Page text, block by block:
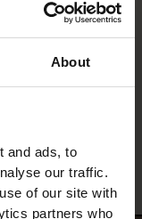
About
and ads, to
our traffic.
of our site with
partners who
te helpen.
dan